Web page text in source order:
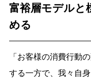
富裕層モデルと
める
「お客様の消費行動
する一方で、我々自